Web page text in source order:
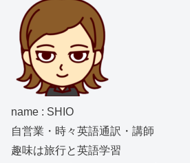
name : SHIO
自営業・時々英語通訳・講師
趣味は旅行と英語学習